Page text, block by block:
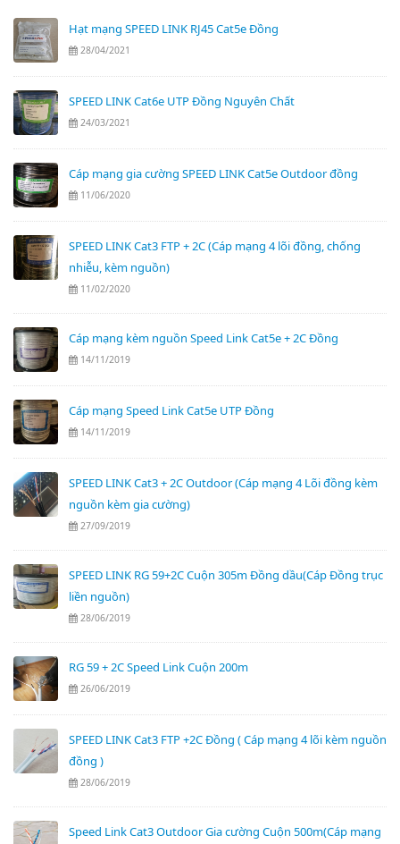
Hạt mạng SPEED LINK RJ45 Cat5e Đồng
28/04/2021
SPEED LINK Cat6e UTP Đồng Nguyên Chất
24/03/2021
Cáp mạng gia cường SPEED LINK Cat5e Outdoor đồng
11/06/2020
SPEED LINK Cat3 FTP + 2C (Cáp mạng 4 lõi đồng, chống
nhiễu, kèm nguồn)
11/02/2020
Cáp mạng kèm nguồn Speed Link Cat5e + 2C Đồng
14/11/2019
Cáp mạng Speed Link Cat5e UTP Đồng
14/11/2019
SPEED LINK Cat3 + 2C Outdoor (Cáp mạng 4 Lõi đồng kèm
nguồn kèm gia cường)
27/09/2019
SPEED LINK RG 59+2C Cuộn 305m Đồng dầu(Cáp Đồng trục
liền nguồn)
28/06/2019
RG 59 + 2C Speed Link Cuộn 200m
26/06/2019
SPEED LINK Cat3 FTP +2C Đồng ( Cáp mạng 4 lõi kèm nguồn
đồng )
28/06/2019
Speed Link Cat3 Outdoor Gia cường Cuộn 500m(Cáp mạng